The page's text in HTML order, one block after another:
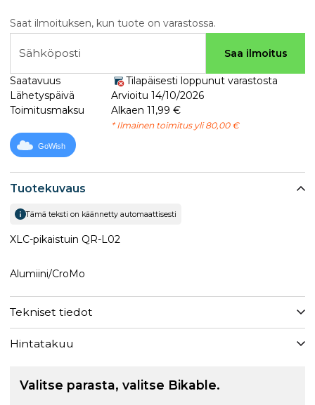
Tuotekuvaus
Tämä teksti on käännetty automaattisesti
XLC-pikaistuin QR-L02
Alumiini/CroMo
Tekniset tiedot
Hintatakuu
Saat ilmoituksen, kun tuote on varastossa.
Sähköposti Saa ilmoitus
Saatavuus
Tilapäisesti loppunut varastosta
Lähetyspäivä
Arvioitu 14/10/2026
Toimitusmaksu
Alkaen 11,99 €
* Ilmainen toimitus yli 80,00 €
GoWish
Valitse parasta, valitse Bikable.